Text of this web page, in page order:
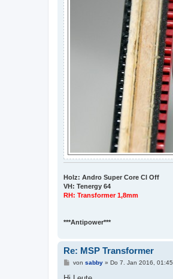
Holz: Andro Super Core Cl Off
VH: Tenergy 64
RH: Transformer 1,8mm
***Antipower***
Re: MSP Transformer
Bvon sabby» Do 7. Jan 2016, 01:45